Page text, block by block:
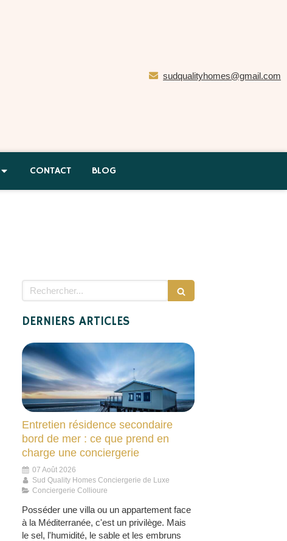
sudqualityhomes@gmail.com
CONTACT BLOG
Rechercher
DERNIERS ARTICLES
Entretien résidence secondaire
bord de mer : ce que prend en
charge une conciergerie
07 Août 2026
Sud Quality Homes Conciergerie de Luxe
Conciergerie Collioure
Posséder une villa ou un appartement face
à la Méditerranée, c'est un privilège. Mais
le sel, l'humidité, le sable et les embruns